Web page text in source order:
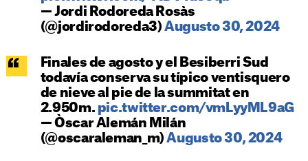
— Jordi Rodoreda Rosàs
(@jordirodoreda3)Augusto 30, 2024
Finales de agosto y el Besiberri Sud
todavía conserva su típico ventisquero
de nieve al pie de la summitat en
2.950m. pic.twitter.com/vmLyyML9aG
— Òscar Alemán Milán
(@oscaraleman_m)Augusto 30, 2024